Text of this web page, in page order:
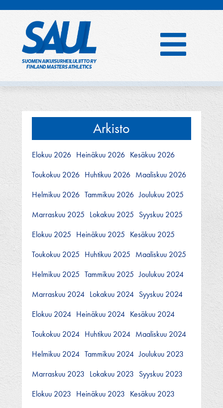
Arkisto
Elokuu 2026 Heinäkuu 2026 Kesäkuu 2026
Toukokuu 2026 Huhtikuu 2026 Maaliskuu 2026
Helmikuu 2026 Tammikuu 2026 Joulukuu 2025
Marraskuu 2025 Lokakuu 2025 Syyskuu 2025
Elokuu 2025 Heinäkuu 2025 Kesäkuu 2025
Toukokuu 2025 Huhtikuu 2025 Maaliskuu 2025
Helmikuu 2025 Tammikuu 2025 Joulukuu 2024
Marraskuu 2024 Lokakuu 2024 Syyskuu 2024
Elokuu 2024 Heinäkuu 2024 Kesäkuu 2024
Toukokuu 2024 Huhtikuu 2024 Maaliskuu 2024
Helmikuu 2024 Tammikuu 2024 Joulukuu 2023
Marraskuu 2023 Lokakuu 2023 Syyskuu 2023
Elokuu 2023 Heinäkuu 2023 Kesäkuu 2023